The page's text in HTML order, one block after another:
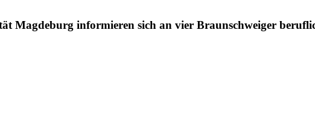
Magdeburg informieren sich an vier Braunschweiger